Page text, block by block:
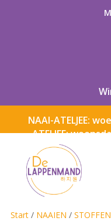
NAAI-ATELJEE:
ATELJEE:
Start/ NAAIEN / STOFFEN